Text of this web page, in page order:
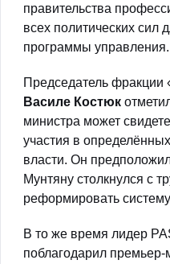
правительства
всех политических сил
программы управления.
Председатель фракции
Василе Костюк
министра может
участия в
власти. Он
Мунтяну столкнулся с
реформировать
В то же время лидер
поблагодарил